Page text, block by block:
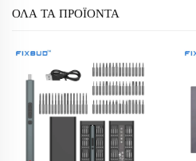
ΟΛΑ ΤΑ ΠΡΟΪΟΝΤΑ